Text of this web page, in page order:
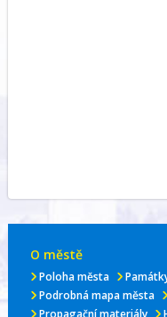
O městě
Poloha města
Podrobná mapa města
Propagační materiály